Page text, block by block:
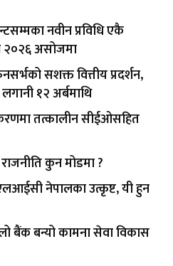
नवीन प्रविधि एकै
२०२६ असोजमा
सशक्त वित्तीय प्रदर्शन,
१२ अर्बमाथि
तत्कालीन सीईओसहित
कुन मोडमा ?
नेपालका उत्कृष्ट, यी हुन
बैंक बन्यो कामना सेवा विकास